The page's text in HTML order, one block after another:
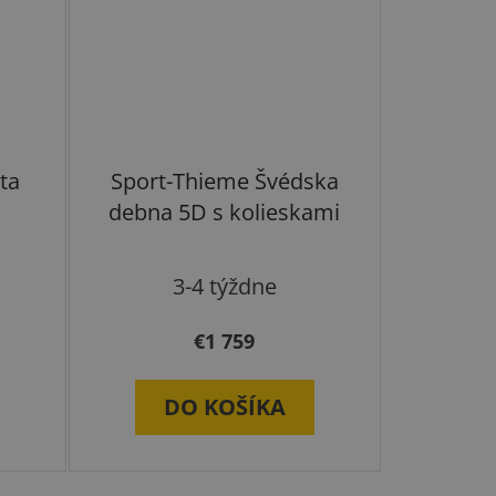
Sport-Thieme Švédska
debna 5D s kolieskami
3-4 týždne
€1 759
DO KOŠÍKA